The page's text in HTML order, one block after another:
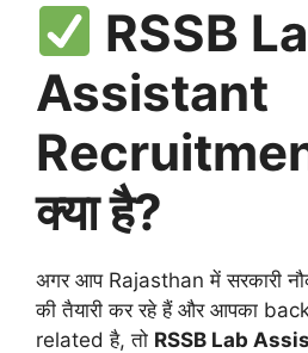
RSSB
Assistant
क्या है?
अगर आप Rajasthan में सरकारी
की तैयारी कर रहे हैं और आपका
related है, तो RSSB Lab